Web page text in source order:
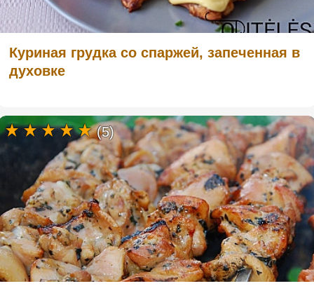
Куриная грудка со спаржей, запеченная в
духовке
(5)